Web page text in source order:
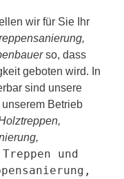
wir für Sie Ihr
so, dass
geboten wird. In
sind unsere
Betrieb
Treppen und